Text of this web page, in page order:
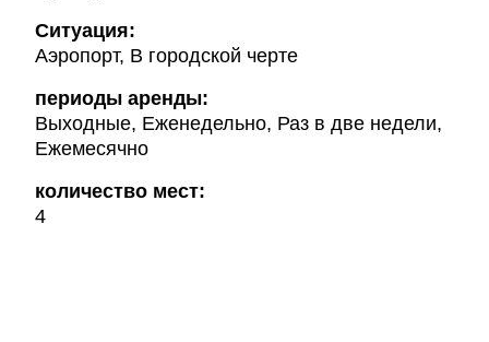
Ситуация:
Аэропорт, В городской черте
периоды аренды:
Выходные, Еженедельно, Раз в две недели,
Ежемесячно
количество мест:
4